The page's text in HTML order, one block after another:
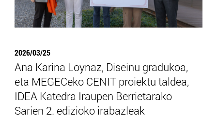
2026/03/25
Ana Karina Loynaz, Diseinu gradukoa,
eta MEGECeko CENIT proiektu taldea,
IDEA Katedra Iraupen Berrietarako
Sarien 2. edizioko irabazleak